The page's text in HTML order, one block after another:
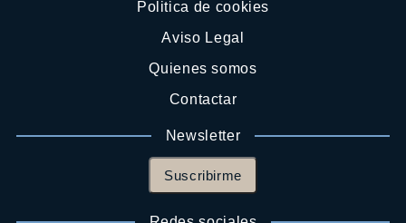
Politica de cookies
Aviso Legal
Quienes somos
Contactar
Newsletter
Suscribirme